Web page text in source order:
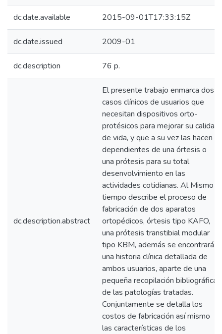
dc.date.available 2015-09-01T17:33:15Z
dc.date.issued 2009-01
dc.description 76 p.
dc.description.abstract
El presente trabajo enmarca dos
casos clínicos de usuarios que
necesitan dispositivos orto-
protésicos para mejorar su calidad
de vida, y que a su vez las hacen
dependientes de una órtesis o
una prótesis para su total
desenvolvimiento en las
actividades cotidianas. Al Mismo
tiempo describe el proceso de
fabricación de dos aparatos
ortopédicos, órtesis tipo KAFO,
una prótesis transtibial modular
tipo KBM, además se encontrará
una historia clínica detallada de
ambos usuarios, aparte de una
pequeña recopilación bibliográfica
de las patologías tratadas.
Conjuntamente se detalla los
costos de fabricación así mismo
las características de los